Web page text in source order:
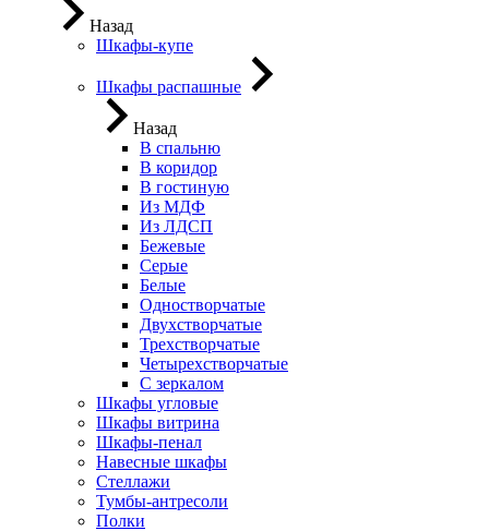
Назад
Шкафы-купе
Шкафы распашные
Назад
В спальню
В коридор
В гостиную
Из МДФ
Из ЛДСП
Бежевые
Серые
Белые
Одностворчатые
Двухстворчатые
Трехстворчатые
Четырехстворчатые
С зеркалом
Шкафы угловые
Шкафы витрина
Шкафы-пенал
Навесные шкафы
Стеллажи
Тумбы-антресоли
Полки